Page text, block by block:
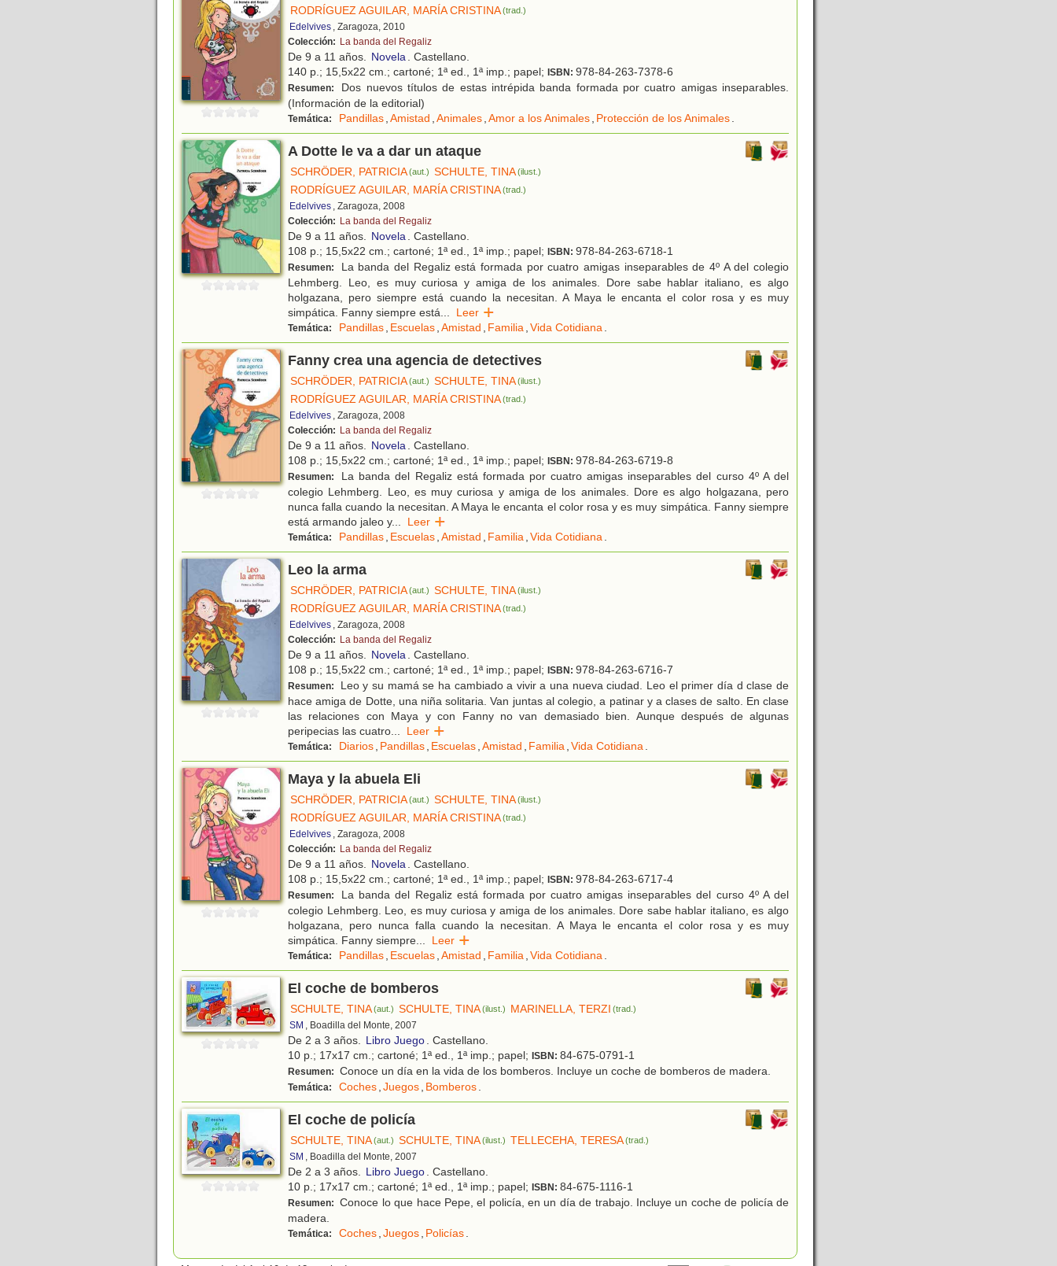
RODRÍGUEZ AGUILAR, MARÍA CRISTINA(trad.)
Edelvives , Zaragoza, 2010
Colección: La banda del Regaliz
De 9 a 11 años. Novela. Castellano.
140 p.; 15,5x22 cm.; cartoné; 1ª ed., 1ª imp.; papel; ISBN: 978-84-263-7378-6
Resumen:
Dos nuevos títulos de estas intrépida banda formada por cuatro amigas inseparables.
(Información de la editorial)
Temática: Pandillas,Amistad ,Animales,Amor a los Animales, Protección de los Animales.
A Dotte le va a dar un ataque
SCHRÖDER, PATRICIA(aut.) SCHULTE, TINA(ilust.)
RODRÍGUEZ AGUILAR, MARÍA CRISTINA(trad.)
Edelvives , Zaragoza, 2008
Colección: La banda del Regaliz
De 9 a 11 años. Novela. Castellano.
108 p.; 15,5x22 cm.; cartoné; 1ª ed., 1ª imp.; papel; ISBN: 978-84-263-6718-1
Resumen:
La banda del Regaliz está formada por cuatro amigas inseparables de 4º A del colegio
Lehmberg. Leo, es muy curiosa y amiga de los animales. Dore sabe hablar italiano, es algo
holgazana, pero siempre está cuando la necesitan. A Maya le encanta el color rosa y es muy
simpática. Fanny siempre está... Leer
Temática: Pandillas, Escuelas,Amistad , Familia,Vida Cotidiana.
Fanny crea una agencia de detectives
SCHRÖDER, PATRICIA(aut.) SCHULTE, TINA(ilust.)
RODRÍGUEZ AGUILAR, MARÍA CRISTINA(trad.)
Edelvives , Zaragoza, 2008
Colección: La banda del Regaliz
De 9 a 11 años. Novela. Castellano.
108 p.; 15,5x22 cm.; cartoné; 1ª ed., 1ª imp.; papel; ISBN: 978-84-263-6719-8
Resumen:
La banda del Regaliz está formada por cuatro amigas inseparables del curso 4º A del
colegio Lehmberg. Leo, es muy curiosa y amiga de los animales. Dore es algo holgazana, pero
nunca falla cuando la necesitan. A Maya le encanta el color rosa y es muy simpática. Fanny siempre
está armando jaleo y... Leer
Temática: Pandillas, Escuelas,Amistad , Familia,Vida Cotidiana.
Leo la arma
SCHRÖDER, PATRICIA(aut.) SCHULTE, TINA(ilust.)
RODRÍGUEZ AGUILAR, MARÍA CRISTINA(trad.)
Edelvives , Zaragoza, 2008
Colección: La banda del Regaliz
De 9 a 11 años. Novela. Castellano.
108 p.; 15,5x22 cm.; cartoné; 1ª ed., 1ª imp.; papel; ISBN: 978-84-263-6716-7
Resumen:
Leo y su mamá se ha cambiado a vivir a una nueva ciudad. Leo el primer día d clase de
hace amiga de Dotte, una niña solitaria. Van juntas al colegio, a patinar y a clases de salto. En clase
las relaciones con Maya y con Fanny no van demasiado bien. Aunque después de algunas
peripecias las cuatro... Leer
Temática: Diarios, Pandillas, Escuelas,Amistad , Familia,Vida Cotidiana.
Maya y la abuela Eli
SCHRÖDER, PATRICIA(aut.) SCHULTE, TINA(ilust.)
RODRÍGUEZ AGUILAR, MARÍA CRISTINA(trad.)
Edelvives , Zaragoza, 2008
Colección: La banda del Regaliz
De 9 a 11 años. Novela. Castellano.
108 p.; 15,5x22 cm.; cartoné; 1ª ed., 1ª imp.; papel; ISBN: 978-84-263-6717-4
Resumen:
La banda del Regaliz está formada por cuatro amigas inseparables del curso 4º A del
colegio Lehmberg. Leo, es muy curiosa y amiga de los animales. Dore sabe hablar italiano, es algo
holgazana, pero nunca falla cuando la necesitan. A Maya le encanta el color rosa y es muy
simpática. Fanny siempre... Leer
Temática: Pandillas, Escuelas,Amistad , Familia,Vida Cotidiana.
El coche de bomberos
SCHULTE, TINA(aut.) SCHULTE, TINA(ilust.) MARINELLA, TERZI (trad.)
SM , Boadilla del Monte, 2007
De 2 a 3 años. Libro Juego. Castellano.
10 p.; 17x17 cm.; cartoné; 1ª ed., 1ª imp.; papel; ISBN: 84-675-0791-1
Resumen: Conoce un día en la vida de los bomberos. Incluye un coche de bomberos de madera.
Temática: Coches,Juegos, Bomberos.
El coche de policía
SCHULTE, TINA(aut.) SCHULTE, TINA(ilust.) TELLECEHA, TERESA(trad.)
SM , Boadilla del Monte, 2007
De 2 a 3 años. Libro Juego. Castellano.
10 p.; 17x17 cm.; cartoné; 1ª ed., 1ª imp.; papel; ISBN: 84-675-1116-1
Resumen: Conoce lo que hace Pepe, el policía, en un día de trabajo. Incluye un coche de policía de
madera.
Temática: Coches,Juegos, Policías.